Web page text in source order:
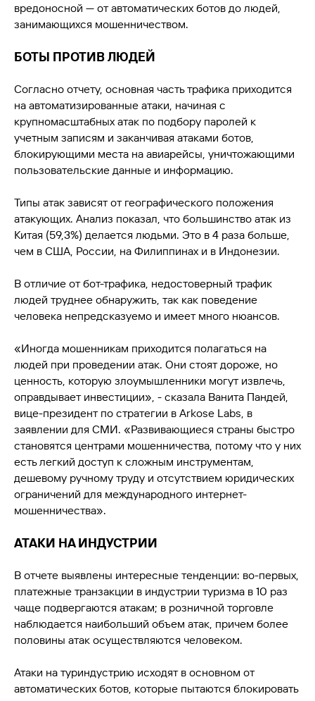
вредоносной — от автоматических ботов до людей,
занимающихся мошенничеством.
БОТЫ ПРОТИВ ЛЮДЕЙ
Согласно отчету, основная часть трафика приходится
на автоматизированные атаки, начиная с
крупномасштабных атак по подбору паролей к
учетным записям и заканчивая атаками ботов,
блокирующими места на авиарейсы, уничтожающими
пользовательские данные и информацию.
Типы атак зависят от географического положения
атакующих. Анализ показал, что большинство атак из
Китая (59,3%) делается людьми. Это в 4 раза больше,
чем в США, России, на Филиппинах и в Индонезии.
В отличие от бот-трафика, недостоверный трафик
людей труднее обнаружить, так как поведение
человека непредсказуемо и имеет много нюансов.
«Иногда мошенникам приходится полагаться на
людей при проведении атак. Они стоят дороже, но
ценность, которую злоумышленники могут извлечь,
оправдывает инвестиции», - сказала Ванита Пандей,
вице-президент по стратегии в Arkose Labs, в
заявлении для СМИ. «Развивающиеся страны быстро
становятся центрами мошенничества, потому что у них
есть легкий доступ к сложным инструментам,
дешевому ручному труду и отсутствием юридических
ограничений для международного интернет-
мошенничества».
АТАКИ НА ИНДУСТРИИ
В отчете выявлены интересные тенденции: во-первых,
платежные транзакции в индустрии туризма в 10 раз
чаще подвергаются атакам; в розничной торговле
наблюдается наибольший объем атак, причем более
половины атак осуществляются человеком.
Атаки на туриндустрию исходят в основном от
автоматических ботов, которые пытаются блокировать